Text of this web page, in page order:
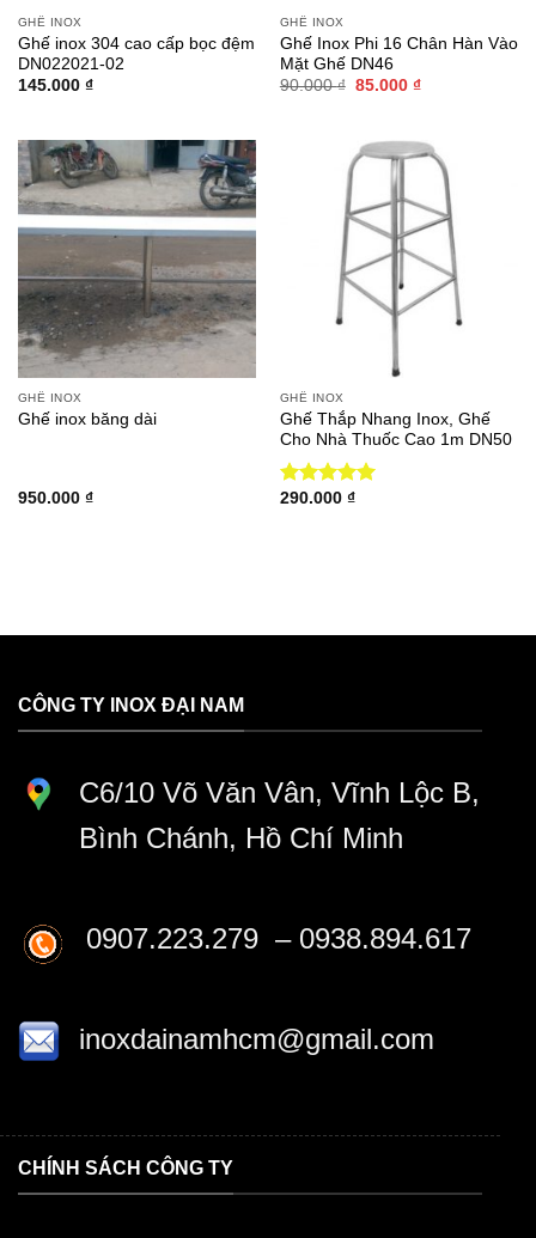
GHẾ INOX
Ghế inox 304 cao cấp bọc đệm
DN022021-02
145.000 ₫
GHẾ INOX
Ghế Inox Phi 16 Chân Hàn Vào
Mặt Ghế DN46
90.000₫ Giá
85.000 ₫Giá
85.000 ₫.
GHẾ INOX
Ghế inox băng dài
950.000 ₫
GHẾ INOX
Ghế Thắp Nhang Inox, Ghế
Cho Nhà Thuốc Cao 1m DN50
Được xếp
290.000 ₫
CÔNG TY INOX ĐẠI NAM
C6/10 Võ Văn Vân, Vĩnh Lộc B,
Bình Chánh, Hồ Chí Minh
0907.223.279 – 0938.894.617
inoxdainamhcm@gmail.com
CHÍNH SÁCH CÔNG TY